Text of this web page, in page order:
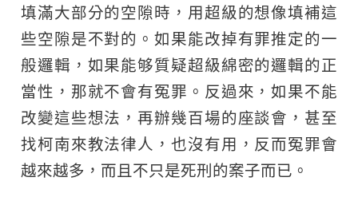
填滿大部分的空隙時，用超級的想像填補這
些空隙是不對的。如果能改掉有罪推定的一
般邏輯，如果能够質疑超級綿密的邏輯的正
當性，那就不會有冤罪。反過來，如果不能
改變這些想法，再辦幾百場的座談會，甚至
找柯南來教法律人，也沒有用，反而冤罪會
越來越多，而且不只是死刑的案子而已。